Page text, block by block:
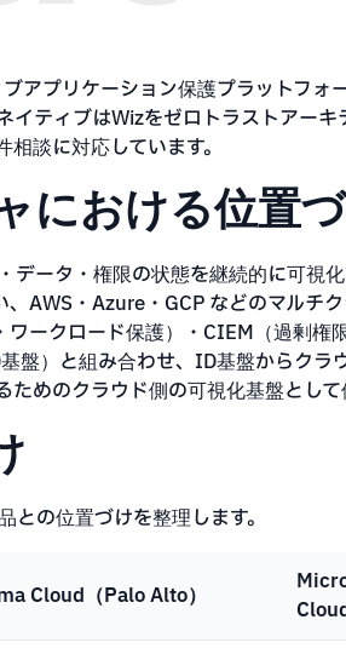
プリケーション保護プラットフォー
ティブはWizをゼロトラストアー
談に対応しています。
における位置
ータ・権限の状態を継続的に可視
AWS・Azure・GCP などのマルチ
ークロード保護）・CIEM（過剰権
基盤）と組み合わせ、ID基盤からクラ
めのクラウド側の可視化基盤として
の位置づけを整理します。
Cloud（Palo Alto）